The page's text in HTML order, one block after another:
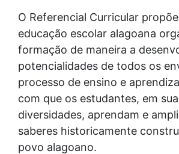
O Referencial Curricular
educação escolar alagoana
formação de maneira a
potencialidades de todos os
processo de ensino e
com que os estudantes, em
diversidades, aprendam e
saberes historicamente
povo alagoano.